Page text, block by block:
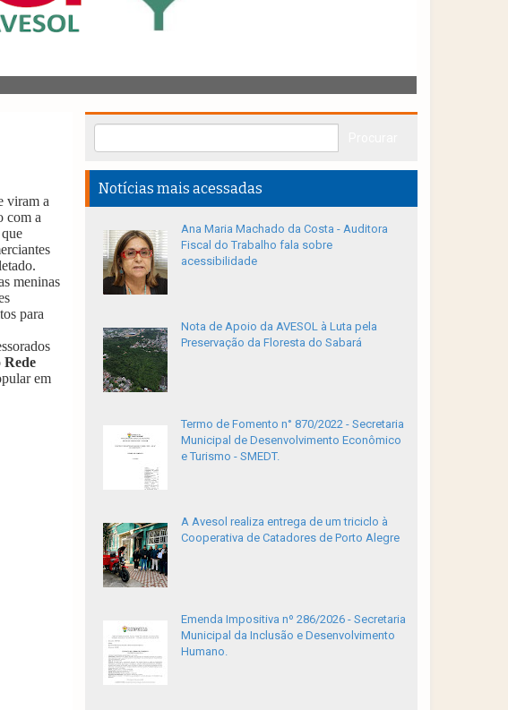
viram a
com a
meninas
para
Rede
em
Notícias mais acessadas
Ana Maria Machado da Costa - Auditora
Fiscal do Trabalho fala sobre
acessibilidade
Nota de Apoio da AVESOL à Luta pela
Preservação da Floresta do Sabará
Termo de Fomento n° 870/2022 - Secretaria
Municipal de Desenvolvimento Econômico
e Turismo - SMEDT.
A Avesol realiza entrega de um triciclo à
Cooperativa de Catadores de Porto Alegre
Emenda Impositiva nº 286/2026 - Secretaria
Municipal da Inclusão e Desenvolvimento
Humano.